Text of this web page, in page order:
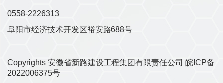
0558-2226313
阜阳市经济技术开发区裕安路688号
Copyrights 安徽省新路建设工程集团有限责任公司 皖ICP备
2022006375号